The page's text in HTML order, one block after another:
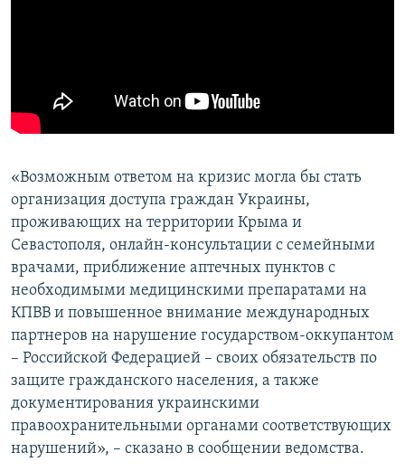
«Возможным ответом на кризис могла бы стать
организация доступа граждан Украины,
проживающих на территории Крыма и
Севастополя, онлайн-консультации с семейными
врачами, приближение аптечных пунктов с
необходимыми медицинскими препаратами на
КПВВ и повышенное внимание международных
партнеров на нарушение государством-оккупантом
– Российской Федерацией – своих обязательств по
защите гражданского населения, а также
документирования украинскими
правоохранительными органами соответствующих
нарушений», – сказано в сообщении ведомства.